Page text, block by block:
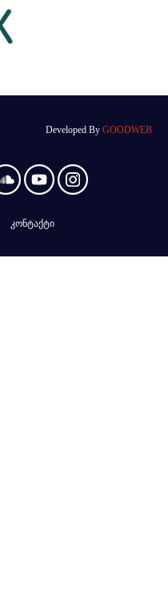
Developed By GOODWEB
კონტაქტი